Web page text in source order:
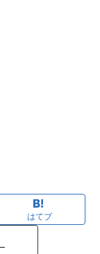
はてブ